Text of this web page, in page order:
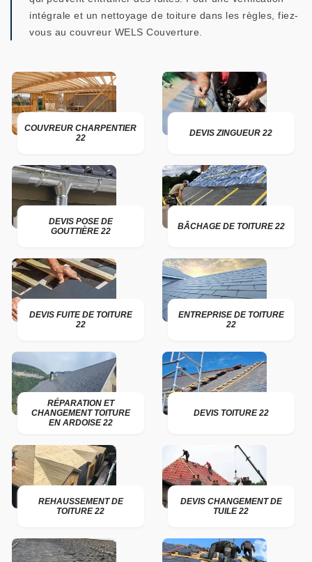
intégrale et un nettoyage de toiture dans les règles, fiez-
vous au couvreur WELS Couverture.
COUVREUR CHARPENTIER
22
DEVIS ZINGUEUR 22
DEVIS POSE DE
GOUTTIÈRE 22
BÂCHAGE DE TOITURE 22
DEVIS FUITE DE TOITURE
22
ENTREPRISE DE TOITURE
22
RÉPARATION ET
CHANGEMENT TOITURE
EN ARDOISE 22
DEVIS TOITURE 22
REHAUSSEMENT DE
TOITURE 22
DEVIS CHANGEMENT DE
TUILE 22